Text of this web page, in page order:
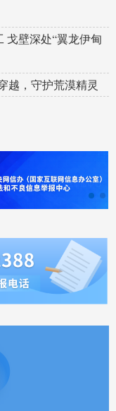
戈壁深处“翼龙伊甸
越，守护荒漠精灵